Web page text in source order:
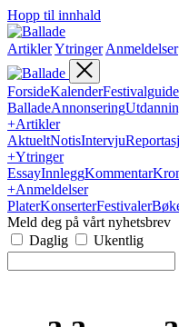
Hopp til innhald
ArtiklerYtringer Anmeldelser
ForsideKalenderFestivalguide
BalladeAnnonsering
+Artikler
AktueltNotisIntervju
+Ytringer
EssayInnleggKommentar
+Anmeldelser
PlaterKonserterFestivaler
Meld deg på vårt nyhetsbrev
Daglig
Ukentlig